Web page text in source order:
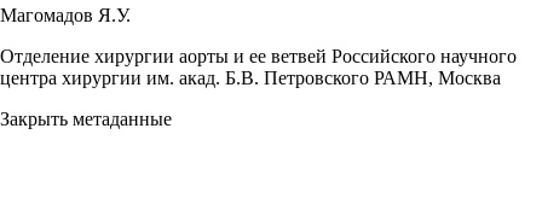
Магомадов Я.У.
Отделение хирургии аорты и ее ветвей Российского научного
центра хирургии им. акад. Б.В. Петровского РАМН, Москва
Закрыть метаданные